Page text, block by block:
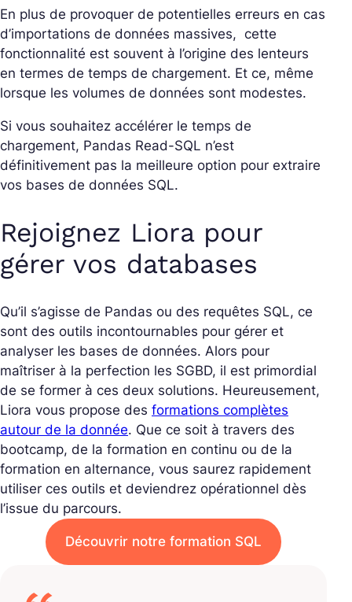
En plus de provoquer de potentielles erreurs en cas
d’importations de données massives, cette
fonctionnalité est souvent à l’origine des lenteurs
en termes de temps de chargement. Et ce, même
lorsque les volumes de données sont modestes.
Si vous souhaitez accélérer le temps de
chargement, Pandas Read-SQL n’est
définitivement pas la meilleure option pour extraire
vos bases de données SQL.
Rejoignez Liora pour
gérer vos databases
Qu’il s’agisse de Pandas ou des requêtes SQL, ce
sont des outils incontournables pour gérer et
analyser les bases de données. Alors pour
maîtriser à la perfection les SGBD, il est primordial
de se former à ces deux solutions. Heureusement,
Liora vous propose des formations complètes
autour de la donnée. Que ce soit à travers des
bootcamp, de la formation en continu ou de la
formation en alternance, vous saurez rapidement
utiliser ces outils et deviendrez opérationnel dès
l’issue du parcours.
Découvrir notre formation SQL